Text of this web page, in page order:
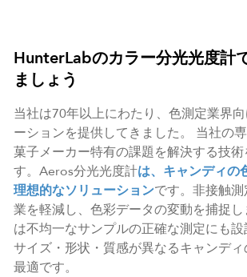
HunterLabのカラー分光光度計
ましょう
当社は70年以上にわたり、色測定業界
ーションを提供してきました。 当社の専
菓子メーカー特有の課題を解決する技
す。Aeros分光光度計は、キャンディの
理想的なソリューションです。非接触
業を軽減し、色彩データの変動を捕捉
は不均一なサンプルの正確な測定にも設
サイズ・形状・質感が異なるキャンデ
最適です。